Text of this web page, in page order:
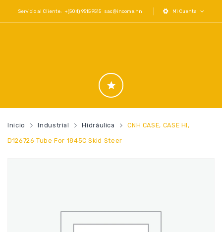
Servicio al Cliente: +(504) 9515 9515 sac@income.hn Mi Cuenta
Inicio Industrial Hidráulica CNH CASE, CASE HI,
D126726 Tube For 1845C Skid Steer